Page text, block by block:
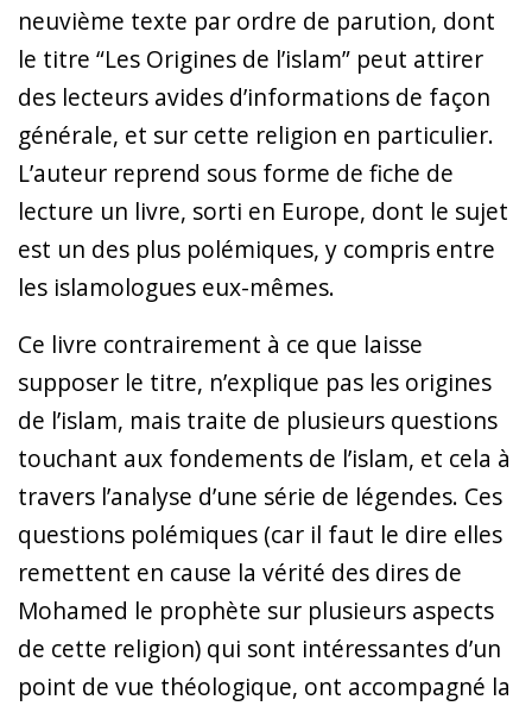
neuvième texte par ordre de parution, dont
le titre “Les Origines de l’islam” peut attirer
des lecteurs avides d’informations de façon
générale, et sur cette religion en particulier.
L’auteur reprend sous forme de fiche de
lecture un livre, sorti en Europe, dont le sujet
est un des plus polémiques, y compris entre
les islamologues eux-mêmes.
Ce livre contrairement à ce que laisse
supposer le titre, n’explique pas les origines
de l’islam, mais traite de plusieurs questions
touchant aux fondements de l’islam, et cela à
travers l’analyse d’une série de légendes. Ces
questions polémiques (car il faut le dire elles
remettent en cause la vérité des dires de
Mohamed le prophète sur plusieurs aspects
de cette religion) qui sont intéressantes d’un
point de vue théologique, ont accompagné la